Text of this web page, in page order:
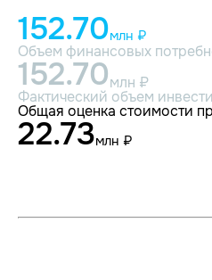
152.70млн ₽
Объем финансовых
152.70млн ₽
Фактический объем
Общая оценка стоимости
22.73млн ₽